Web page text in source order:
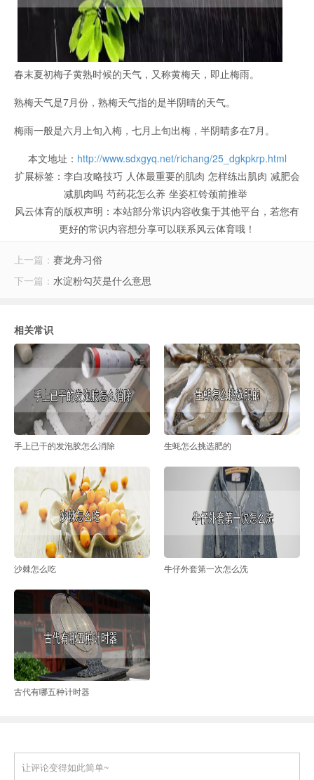
春末夏初梅子黄熟时候的天气，又称黄梅天，即止梅雨。
熟梅天气是7月份，熟梅天气指的是半阴晴的天气。
梅雨一般是六月上旬入梅，七月上旬出梅，半阴晴多在7月。
本文地址： http://www.sdxgyq.net/richang/25_dgkpkrp.html
扩展标签： 李白攻略技巧 人体最重要的肌肉 怎样练出肌肉 减肥会
减肌肉吗 芍药花怎么养 坐姿杠铃颈前推举
风云体育的版权声明： 本站部分常识内容收集于其他平台，若您有
更好的常识内容想分享可以联系风云体育哦！
上一篇： 赛龙舟习俗
下一篇： 水淀粉勾芡是什么意思
相关常识
手上已干的发泡胶怎么消除 生蚝怎么挑选肥的
沙棘怎么吃 牛仔外套第一次怎么洗
古代有哪五种计时器